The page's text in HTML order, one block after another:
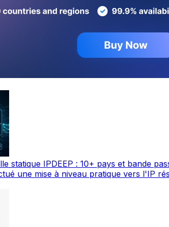
statique IPDEEP : 10+ pays et bande
une mise à niveau pratique vers l'IP